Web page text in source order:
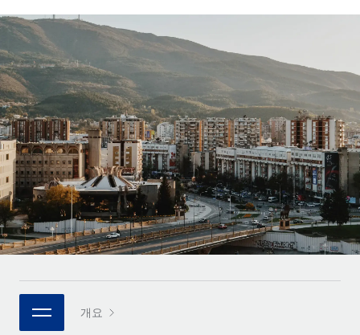
복잡한 고용 업무를 아웃소싱
인프라
Remote 통합
HR을 워크플로에 매끄럽게 통합
플랫폼
팀을 위한 통합된 핵심 HR 기능
연결 새로운
통합
핵심 비즈니스 도구로 프로세스를 간소화
성장 단계
스타트업
성장하는 기업을 위한 민첩한 글로벌 HR 및 급여 솔루션
중견기업
맞춤형 HR 솔루션으로 팀 확장
엔터프라이즈
대기업을 위한 글로벌 HR
REMOTE 파트너 되기
플랫폼에 글로벌 HR을 유연하게 통합
글로벌 계약직을 위한 통화 옵션과 지급 소요 시간 확인
REMOTE와 함께 배우기
리서치 및 가이드
사례 연구
HR 용어집
체크리스트 및 템플릿
직무 설명 라이브러리
이벤트
Nederlands
Français
Deutsch
Español
Italiano
Português (Portugal)
한국어
개요